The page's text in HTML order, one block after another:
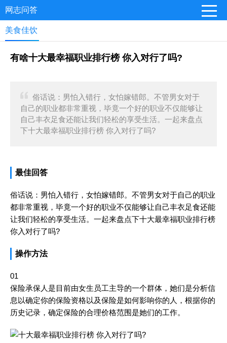
网志问答
美食佳饮
有啥十大最幸福职业排行榜 你入对行了吗?
俗话说：男怕入错行，女怕嫁错郎。不管男女对于
自己的职业都非常重视，毕竟一个好的职业不仅能够让
自己丰衣足食还能让我们轻松的享受生活。一起来盘点
下十大最幸福职业排行榜 你入对行了吗?
最佳回答
俗话说：男怕入错行，女怕嫁错郎。不管男女对于自己的职业
都非常重视，毕竟一个好的职业不仅能够让自己丰衣足食还能
让我们轻松的享受生活。一起来盘点下十大最幸福职业排行榜
你入对行了吗?
操作方法
01
保险承保人是目前由女生员工主导的一个群体，她们是分析信
息以确定你的保险资格以及保险是如何影响你的人，根据你的
历史记录，确定保险的合理价格范围是她们的工作。